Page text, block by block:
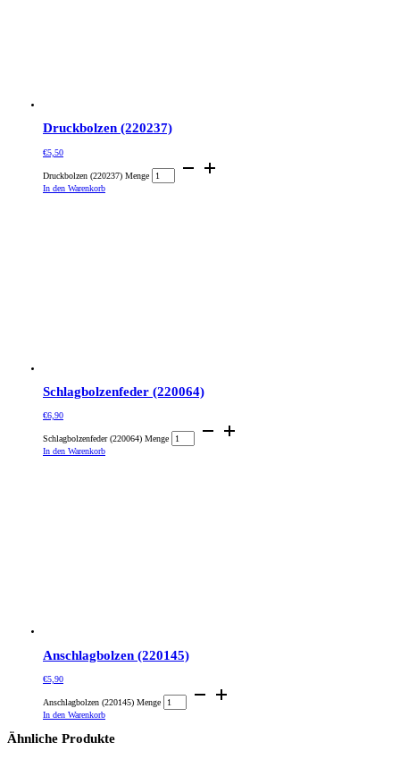
Druckbolzen (220237)
€5,50
Druckbolzen (220237) Menge
In den Warenkorb
Schlagbolzenfeder (220064)
€6,90
Schlagbolzenfeder (220064) Menge
In den Warenkorb
Anschlagbolzen (220145)
€5,90
Anschlagbolzen (220145) Menge
In den Warenkorb
Ähnliche Produkte